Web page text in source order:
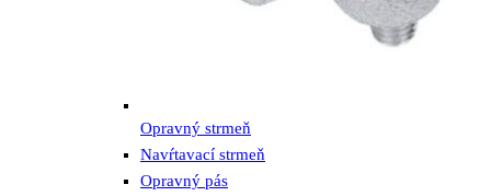
Opravný strmeň
Navŕtavací strmeň
Opravný pás